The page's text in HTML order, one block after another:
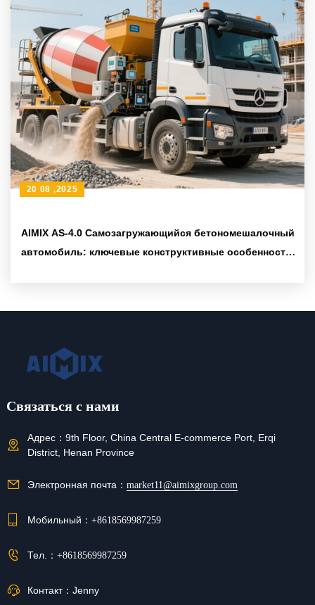
AIMIX AS-4.0 Самозагружающийся бетономешалочный
автомобиль: ключевые конструктивные особенности
20 08 ,2025
Связаться с нами
Адрес： 9th Floor, China Central E-commerce Port, Erqi
District, Henan Province
Электронная почта： market11@aimixgroup.com
Мобильный： +8618569987259
Тел.： +8618569987259
Контакт： Jenny